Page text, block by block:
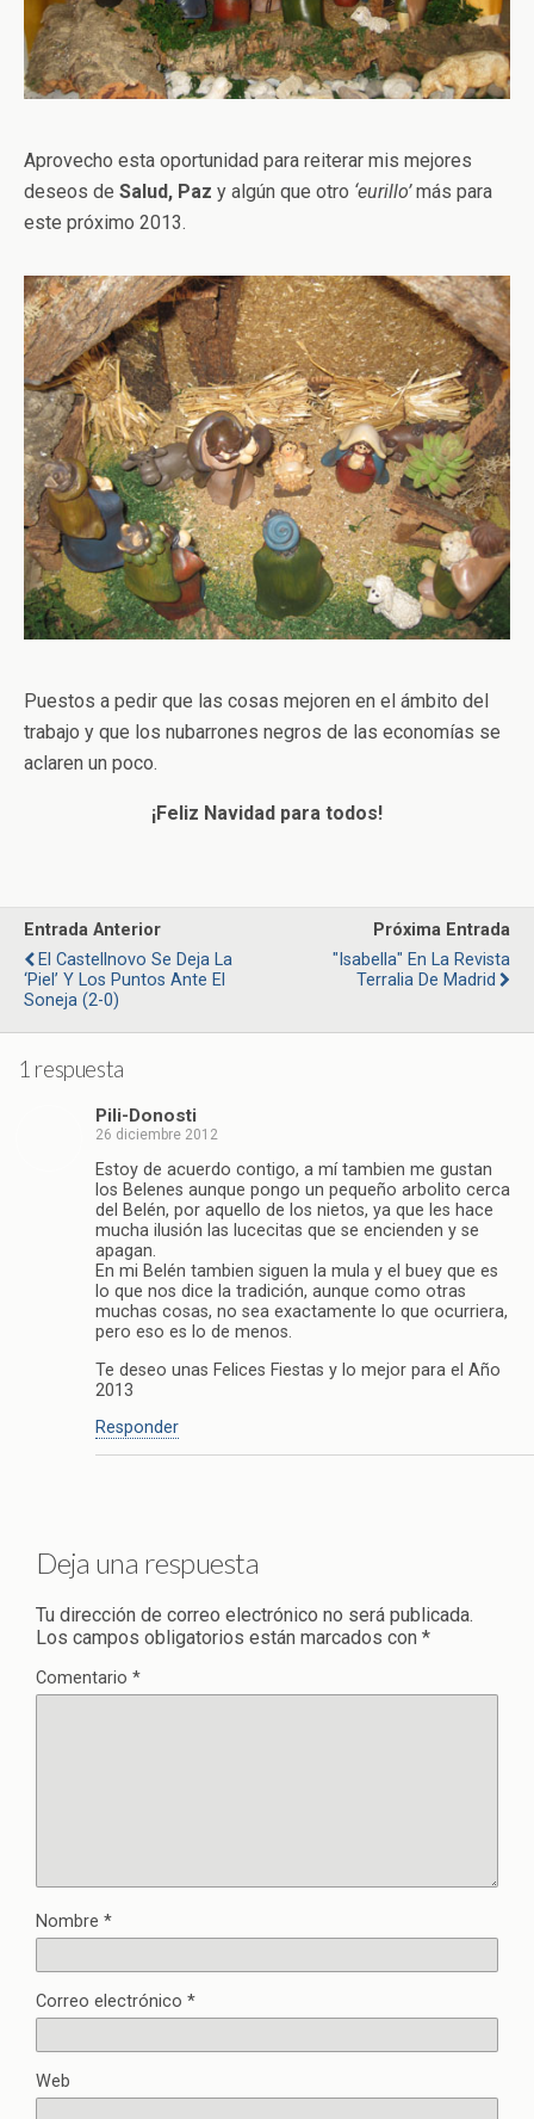
Aprovecho esta oportunidad para reiterar mis mejores
deseos de Salud, Paz y algún que otro ‘eurillo’más para
este próximo 2013.
Puestos a pedir que las cosas mejoren en el ámbito del
trabajo y que los nubarrones negros de las economías se
aclaren un poco.
¡Feliz Navidad para todos!
Entrada Anterior
El Castellnovo Se Deja La
‘piel’ Y Los Puntos Ante El
Soneja (2-0)
Próxima Entrada
"Isabella" En La Revista
Terralia De Madrid
1 respuesta
Pili-Donosti
26 diciembre 2012
Estoy de acuerdo contigo, a mí tambien me gustan
los Belenes aunque pongo un pequeño arbolito cerca
del Belén, por aquello de los nietos, ya que les hace
mucha ilusión las lucecitas que se encienden y se
apagan.
En mi Belén tambien siguen la mula y el buey que es
lo que nos dice la tradición, aunque como otras
muchas cosas, no sea exactamente lo que ocurriera,
pero eso es lo de menos.
Te deseo unas Felices Fiestas y lo mejor para el Año
2013
Responder
Deja una respuesta
Tu dirección de correo electrónico no será publicada.
Los campos obligatorios están marcados con *
Comentario *
Nombre *
Correo electrónico *
Web